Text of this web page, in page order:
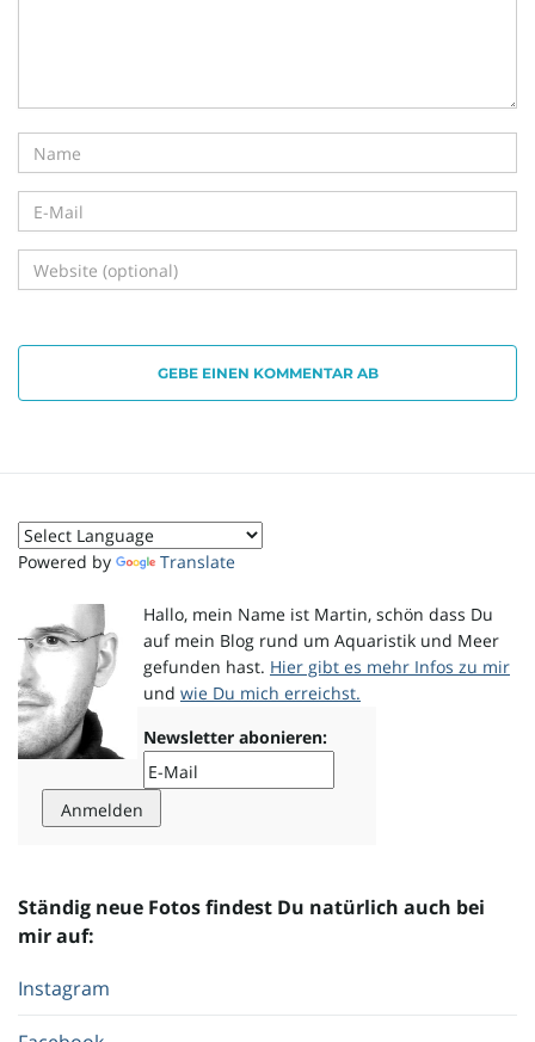
a
n
GEBE EINEN KOMMENTAR AB
Powered by Translate
Hallo, mein Name ist Martin, schön dass Du
auf mein Blog rund um Aquaristik und Meer
gefunden hast. Hier gibt es mehr Infos zu mir
und wie Du mich erreichst.
Newsletter abonieren:
Ständig neue Fotos findest Du natürlich auch bei
mir auf:
Instagram